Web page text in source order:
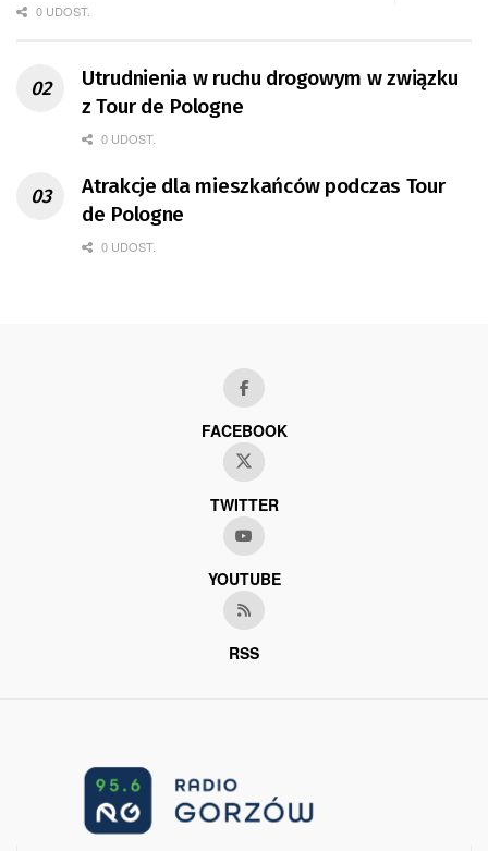
0 UDOST.
Utrudnienia w ruchu drogowym w związku
z Tour de Pologne
0 UDOST.
Atrakcje dla mieszkańców podczas Tour
de Pologne
0 UDOST.
FACEBOOK
TWITTER
YOUTUBE
RSS